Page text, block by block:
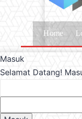
Home
Masuk
Selamat Datang!